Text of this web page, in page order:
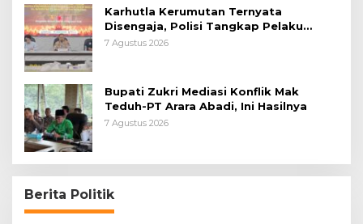
Karhutla Kerumutan Ternyata
Disengaja, Polisi Tangkap Pelaku
Pembakar Lahan
7 Agustus 2026
Bupati Zukri Mediasi Konflik Mak
Teduh-PT Arara Abadi, Ini Hasilnya
7 Agustus 2026
Berita Politik